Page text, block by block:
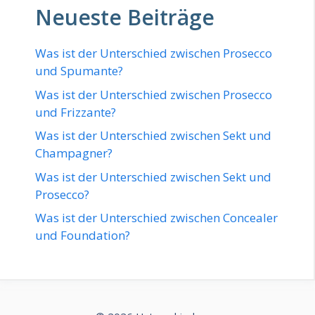
Neueste Beiträge
Was ist der Unterschied zwischen Prosecco
und Spumante?
Was ist der Unterschied zwischen Prosecco
und Frizzante?
Was ist der Unterschied zwischen Sekt und
Champagner?
Was ist der Unterschied zwischen Sekt und
Prosecco?
Was ist der Unterschied zwischen Concealer
und Foundation?